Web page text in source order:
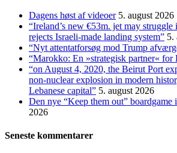
Dagens høst af videoer 5. august 2026
“Ireland’s new €53m. jet may
rejects Israeli-made landing system” 5.
“Nyt attentatforsøg mod Trump
“Marokko: En »strategisk partner« for
“on August 4, 2020, the Beirut Port
non-nuclear explosion in modern
Lebanese capital” 5. august 2026
Den nye “Keep them out”
2026
Seneste kommentarer